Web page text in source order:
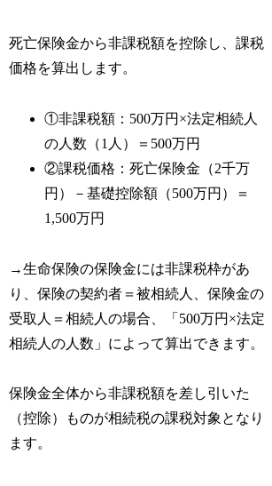
死亡保険金から非課税額を控除し、課税
価格を算出します。
①非課税額：500万円×法定相続人
の人数（1人）＝500万円
②課税価格：死亡保険金（2千万
円）－基礎控除額（500万円）＝
1,500万円
→生命保険の保険金には非課税枠があ
り、保険の契約者＝被相続人、保険金の
受取人＝相続人の場合、「500万円×法定
相続人の人数」によって算出できます。
保険金全体から非課税額を差し引いた
（控除）ものが相続税の課税対象となり
ます。